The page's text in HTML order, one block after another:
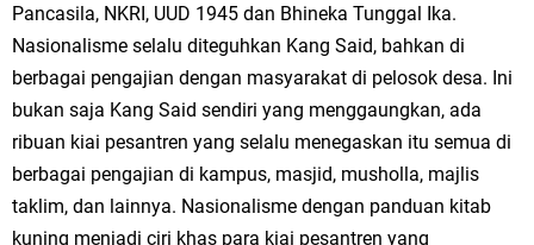
Pancasila, NKRI, UUD 1945 dan Bhineka Tunggal Ika.
Nasionalisme selalu diteguhkan Kang Said, bahkan di
berbagai pengajian dengan masyarakat di pelosok desa. Ini
bukan saja Kang Said sendiri yang menggaungkan, ada
ribuan kiai pesantren yang selalu menegaskan itu semua di
berbagai pengajian di kampus, masjid, musholla, majlis
taklim, dan lainnya. Nasionalisme dengan panduan kitab
kuning menjadi ciri khas para kiai pesantren yang